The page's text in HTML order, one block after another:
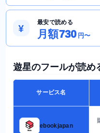
¥
最安で読める
月額730 円〜
遊星のフールが読め
サービス名
ebookjapan